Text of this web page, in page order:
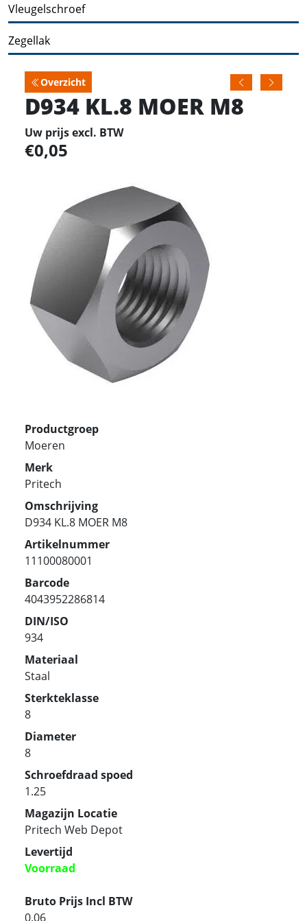
Vleugelschroef
Zegellak
Overzicht
D934 KL.8 MOER M8
Uw prijs excl. BTW
0,05
Productgroep
Moeren
Merk
Pritech
Omschrijving
D934 KL.8 MOER M8
Artikelnummer
11100080001
Barcode
4043952286814
DIN/ISO
934
Materiaal
Staal
Sterkteklasse
8
Diameter
8
Schroefdraad spoed
1.25
Magazijn Locatie
Pritech Web Depot
Levertijd
Voorraad
Bruto Prijs Incl BTW
0.06